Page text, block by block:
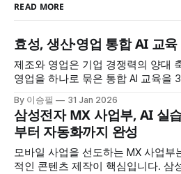
READ MORE
효성, 생산·영업 통합 AI 교육
제조와 영업은 기업 경쟁력의 양대
영업을 하나로 묶은 통합 AI 교육을
색부터 데이터 분석, 보고서 작성,
무 전 과정을 AI로 혁신하는 방법을 배웠습니
By 이승필 31 Jan 2026
삼성전자 MX 사업부, AI 실
부터 자동화까지 완성
모바일 사업을 선도하는 MX 사업부
적인 콘텐츠 제작이 핵심입니다. 삼